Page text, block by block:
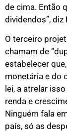
de cima. Então
dividendos”, diz
O terceiro
chamam de
estabelecer
monetária e do
lei, a atrelar
renda e
Ninguém fala
país, só as